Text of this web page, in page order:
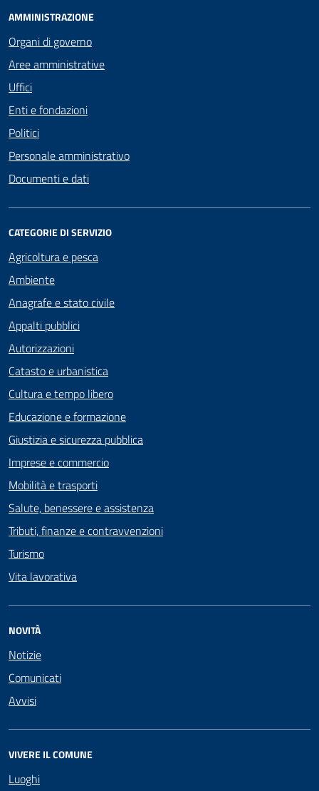
AMMINISTRAZIONE
Organi di governo
Aree amministrative
Uffici
Enti e fondazioni
Politici
Personale amministrativo
Documenti e dati
CATEGORIE DI SERVIZIO
Agricoltura e pesca
Ambiente
Anagrafe e stato civile
Appalti pubblici
Autorizzazioni
Catasto e urbanistica
Cultura e tempo libero
Educazione e formazione
Giustizia e sicurezza pubblica
Imprese e commercio
Mobilità e trasporti
Salute, benessere e assistenza
Tributi, finanze e contravvenzioni
Turismo
Vita lavorativa
NOVITÀ
Notizie
Comunicati
Avvisi
VIVERE IL COMUNE
Luoghi